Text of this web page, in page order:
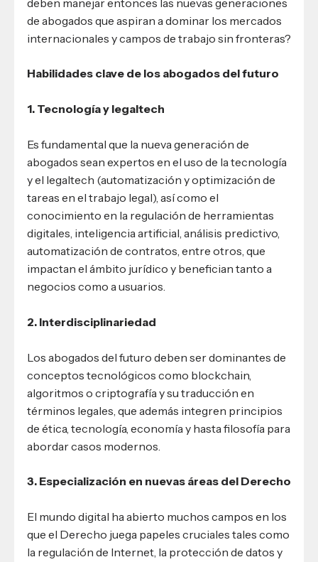
de abogados que aspiran a dominar los mercados
internacionales y campos de trabajo sin fronteras?
Habilidades clave de los abogados del futuro
1. Tecnología y legaltech
Es fundamental que la nueva generación de
abogados sean expertos en el uso de la tecnología
y el legaltech (automatización y optimización de
tareas en el trabajo legal), así como el
conocimiento en la regulación de herramientas
digitales, inteligencia artificial, análisis predictivo,
automatización de contratos, entre otros, que
impactan el ámbito jurídico y benefician tanto a
negocios como a usuarios.
2. Interdisciplinariedad
Los abogados del futuro deben ser dominantes de
conceptos tecnológicos como blockchain,
algoritmos o criptografía y su traducción en
términos legales, que además integren principios
de ética, tecnología, economía y hasta filosofía para
abordar casos modernos.
3. Especialización en nuevas áreas del Derecho
El mundo digital ha abierto muchos campos en los
que el Derecho juega papeles cruciales tales como
la regulación de Internet, la protección de datos y